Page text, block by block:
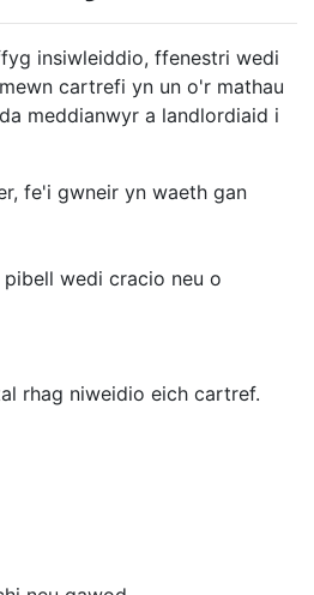
insiwleiddio, ffenestri wedi
cartrefi yn un o'r mathau
meddianwyr a landlordiaid i
fe'i gwneir yn waeth gan
wedi cracio neu o
rhag niweidio eich cartref.